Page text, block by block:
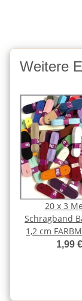
Weitere
20 x 3
Schrägband
1,2 cm
1,99 €